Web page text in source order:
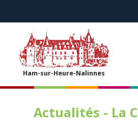
Ham-sur-Heure-Nalinnes
Actualités - La